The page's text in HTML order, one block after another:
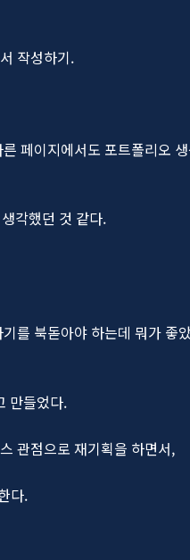
작성하기.
페이지에서도 포트폴리오
각했던 것 같다.
를 북돋아야 하는데 뭐가 좋
만들었다.
관점으로 재기획을 하면서,
다.